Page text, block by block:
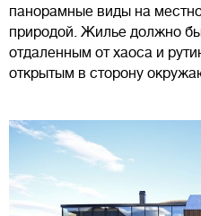
панорамные виды на
природой. Жилье должно
отдаленным от хаоса и
открытым в сторону